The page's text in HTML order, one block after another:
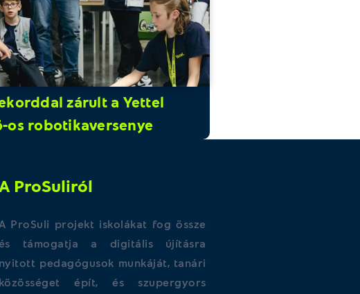
zárult a Yettel
os robotikaversenye
ProSuliról
ProSuli projekt iskolákat fog össze
támogatja a digitális újításra
nyitott pedagógusok munkáját, tanári
közösséget épít, és szupergyors